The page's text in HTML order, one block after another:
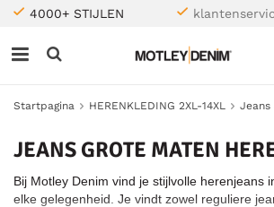
4000+ STIJLEN
Startpagina HERENKLEDING 2XL-14XL Jeans
JEANS GROTE MATEN
Bij Motley Denim vind je stijlvolle herenjeans
elke gelegenheid. Je vindt zowel reguliere